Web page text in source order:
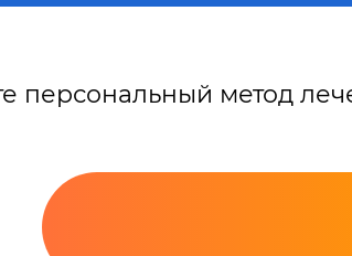
персональный метод